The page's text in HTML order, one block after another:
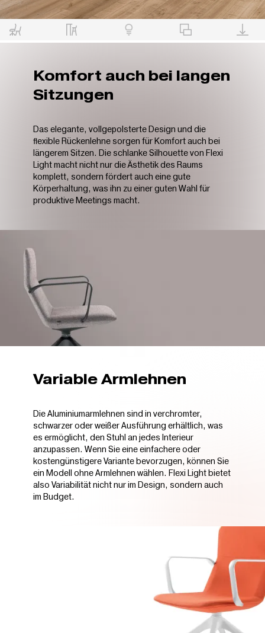
Komfort auch bei langen
Sitzungen
Das elegante, vollgepolsterte Design und die
flexible Rückenlehne sorgen für Komfort auch bei
längerem Sitzen. Die schlanke Silhouette von Flexi
Light macht nicht nur die Ästhetik des Raums
komplett, sondern fördert auch eine gute
Körperhaltung, was ihn zu einer guten Wahl für
produktive Meetings macht.
Variable Armlehnen
Die Aluminiumarmlehnen sind in verchromter,
schwarzer oder weißer Ausführung erhältlich, was
es ermöglicht, den Stuhl an jedes Interieur
anzupassen. Wenn Sie eine einfachere oder
kostengünstigere Variante bevorzugen, können Sie
ein Modell ohne Armlehnen wählen. Flexi Light bietet
also Variabilität nicht nur im Design, sondern auch
im Budget.